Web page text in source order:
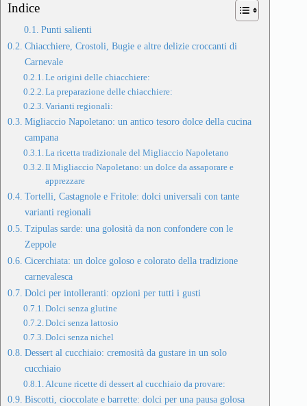
Indice
Punti salienti
Chiacchiere, Crostoli, Bugie e altre delizie croccanti di
Carnevale
Le origini delle chiacchiere:
La preparazione delle chiacchiere:
Varianti regionali:
Migliaccio Napoletano: un antico tesoro dolce della cucina
campana
La ricetta tradizionale del Migliaccio Napoletano
Il Migliaccio Napoletano: un dolce da assaporare e
apprezzare
Tortelli, Castagnole e Fritole: dolci universali con tante
varianti regionali
Tzipulas sarde: una golosità da non confondere con le
Zeppole
Cicerchiata: un dolce goloso e colorato della tradizione
carnevalesca
Dolci per intolleranti: opzioni per tutti i gusti
Dolci senza glutine
Dolci senza lattosio
Dolci senza nichel
Dessert al cucchiaio: cremosità da gustare in un solo
cucchiaio
Alcune ricette di dessert al cucchiaio da provare:
Biscotti, cioccolate e barrette: dolci per una pausa golosa